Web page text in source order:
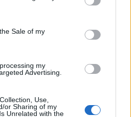
and its third-party tags to
purposes in below Google
Sale of my
my
Advertising.
Use,
or Sharing of my
Unrelated with the
került.
szabadult föl.
volt, amikor hazatért,
haza, mert
viszontláthatják
De később kiderült, a